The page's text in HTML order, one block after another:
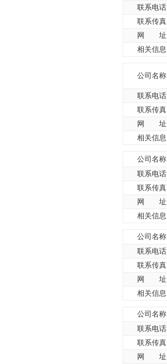
联系电话
联系传真
网 址
相关信息
公司名称
联系电话
联系传真
网 址
相关信息
公司名称
联系电话
联系传真
网 址
相关信息
公司名称
联系电话
联系传真
网 址
相关信息
公司名称
联系电话
联系传真
网 址